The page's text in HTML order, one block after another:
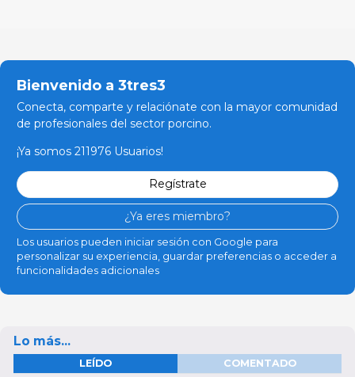
Bienvenido a 3tres3
Conecta, comparte y relaciónate con la mayor comunidad
de profesionales del sector porcino.
¡Ya somos 211976 Usuarios!
Regístrate
¿Ya eres miembro?
Los usuarios pueden iniciar sesión con Google para
personalizar su experiencia, guardar preferencias o acceder a
funcionalidades adicionales
Lo más...
LEÍDO COMENTADO